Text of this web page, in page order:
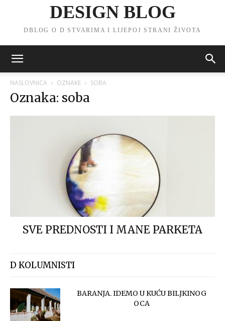
DESIGN BLOG
DBLOG O D STVARIMA I LIJEPOJ STRANI ŽIVOTA
NASLOVNICA OZNAKE SOBA
Oznaka: soba
SVE PREDNOSTI I MANE PARKETA
D KOLUMNISTI
BARANJA. IDEMO U KUĆU BILJKINOG
OCA